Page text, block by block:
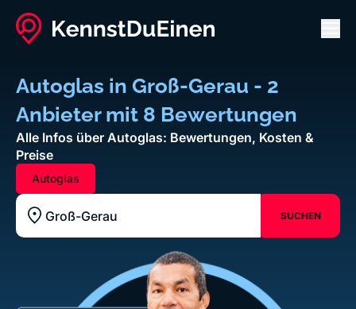
Autoglas in Groß-Gerau - 2
Anbieter mit 8 Bewertungen
Alle Infos über Autoglas: Bewertungen, Kosten &
Preise
Autoglas
Standort z.B. Frankfurt am Main
SUCHEN